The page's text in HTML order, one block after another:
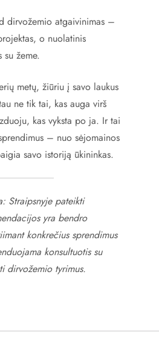
dirvožemio atgaivinimas –
o nuolatinis
su žeme.
metų, žiūriu į savo laukus
ne tik tai, kas auga virš
kas vyksta po ja. Ir tai
– nuo sėjomainos
savo istoriją ūkininkas.
Straipsnyje pateikti
yra bendro
konkrečius sprendimus
konsultuotis su
dirvožemio tyrimus.